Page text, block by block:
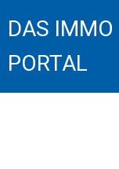
DAS IMMO
PORTAL